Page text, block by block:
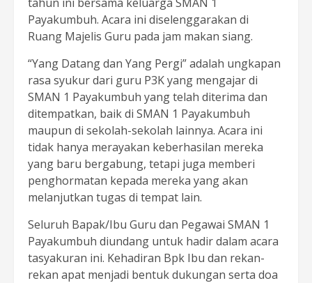
Payakumbuh. Acara ini diselenggarakan di
Ruang Majelis Guru pada jam makan siang.
“Yang Datang dan Yang Pergi” adalah ungkapan
rasa syukur dari guru P3K yang mengajar di
SMAN 1 Payakumbuh yang telah diterima dan
ditempatkan, baik di SMAN 1 Payakumbuh
maupun di sekolah-sekolah lainnya. Acara ini
tidak hanya merayakan keberhasilan mereka
yang baru bergabung, tetapi juga memberi
penghormatan kepada mereka yang akan
melanjutkan tugas di tempat lain.
Seluruh Bapak/Ibu Guru dan Pegawai SMAN 1
Payakumbuh diundang untuk hadir dalam acara
tasyakuran ini. Kehadiran Bpk Ibu dan rekan-
rekan apat menjadi bentuk dukungan serta doa